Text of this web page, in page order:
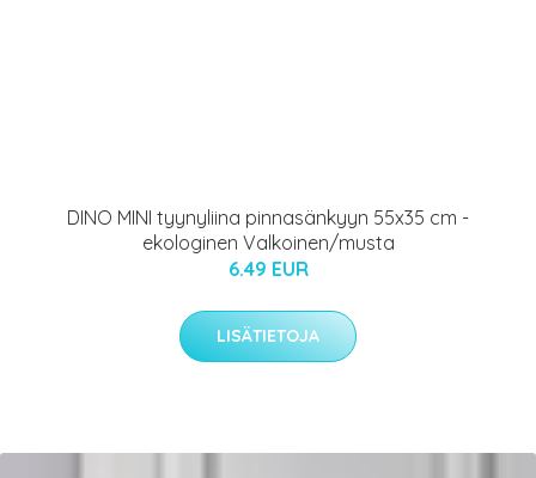
DINO MINI tyynyliina pinnasänkyyn 55x35 cm -
ekologinen Valkoinen/musta
6.49 EUR
LISÄTIETOJA